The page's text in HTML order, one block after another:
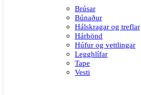
Brúsar
Búnaður
Hálskragar og treflar
Hárbönd
Húfur og vettlingar
Legghlífar
Tape
Vesti